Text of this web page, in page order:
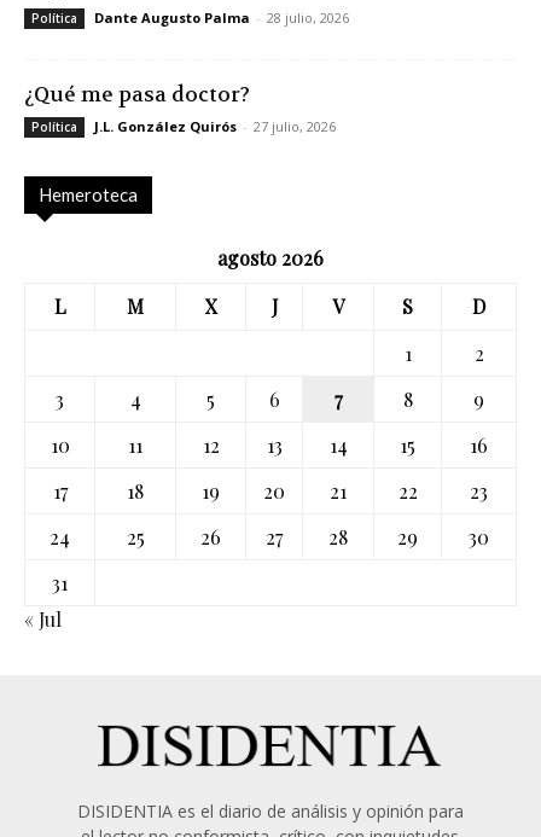
Política Dante Augusto Palma - 28 julio, 2026
¿Qué me pasa doctor?
Política J.L. González Quirós - 27 julio, 2026
Hemeroteca
agosto 2026
L
M X J V S
D
1
2
3
4 5 6 7 8
9
10
11 12 13 14 15
16
17
18 19 20 21 22
23
24
25 26 27 28 29
30
31
« Jul
DISIDENTIA es el diario de análisis y opinión para